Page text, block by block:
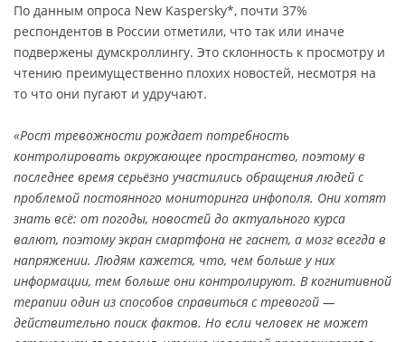
По данным опроса New Kaspersky*, почти 37%
респондентов в России отметили, что так или иначе
подвержены думскроллингу. Это склонность к просмотру и
чтению преимущественно плохих новостей, несмотря на
то что они пугают и удручают.
«Рост тревожности рождает потребность
контролировать окружающее пространство, поэтому в
последнее время серьёзно участились обращения людей с
проблемой постоянного мониторинга инфополя. Они хотят
знать всё: от погоды, новостей до актуального курса
валют, поэтому экран смартфона не гаснет, а мозг всегда в
напряжении. Людям кажется, что, чем больше у них
информации, тем больше они контролируют. В когнитивной
терапии один из способов справиться с тревогой —
действительно поиск фактов. Но если человек не может